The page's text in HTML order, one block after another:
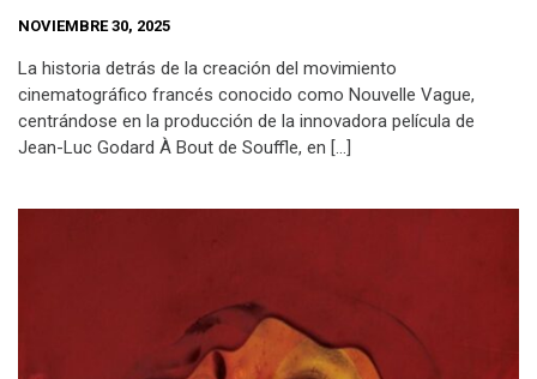
NOVIEMBRE 30, 2025
La historia detrás de la creación del movimiento
cinematográfico francés conocido como Nouvelle Vague,
centrándose en la producción de la innovadora película de
Jean-Luc Godard À Bout de Souffle, en […]